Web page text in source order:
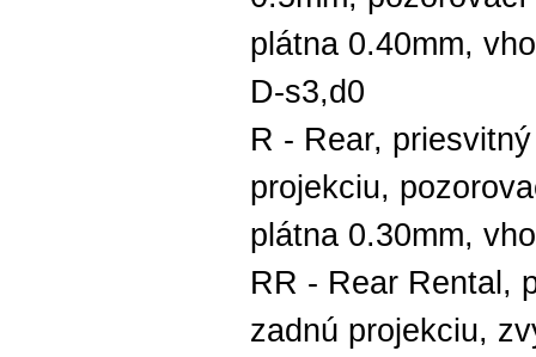
plátna 0.40mm,
D-s3,d0
R - Rear,
projekciu,
plátna 0.30mm,
RR - Rear Rental,
zadnú projekciu,